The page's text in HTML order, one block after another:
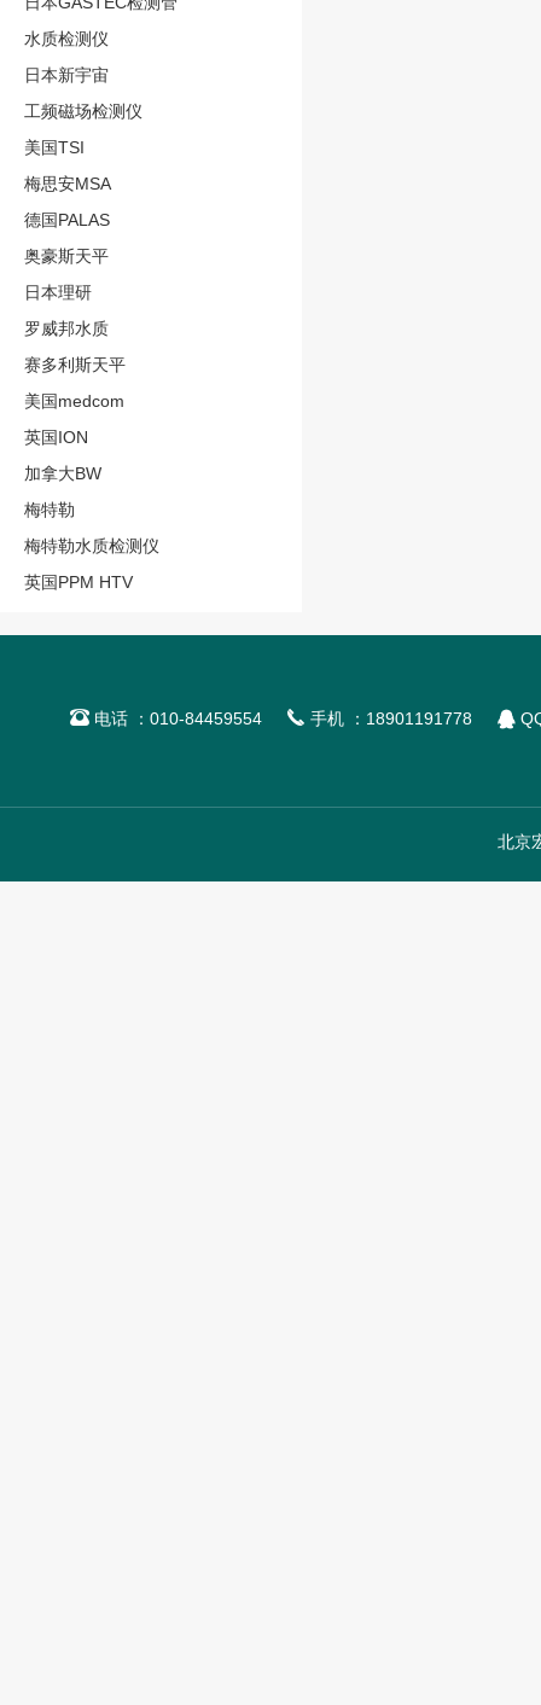
水质检测仪
日本新宇宙
工频磁场检测仪
美国TSI
梅思安MSA
德国PALAS
奥豪斯天平
日本理研
罗威邦水质
赛多利斯天平
美国medcom
英国ION
加拿大BW
梅特勒
梅特勒水质检测仪
英国PPM HTV
电话 ：010-84459554  手机 ：18901191778 
北京